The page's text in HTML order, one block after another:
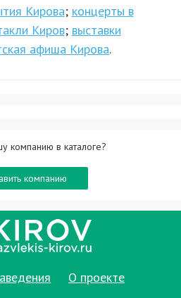
Кирова; концерты в
Киров; выставки
афиша Кирова.
компанию в каталоге?
компанию
О проекте